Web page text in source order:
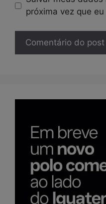
próxima vez que